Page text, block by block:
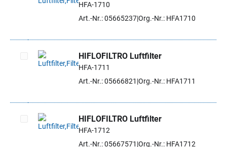
Artikel auswählen
HFA-1710
Art.-Nr.: 05665237Org.-Nr.: HFA1710
Artikel auswählen
HIFLOFILTRO Luftfilter
HFA-1711
Art.-Nr.: 05666821 Org.-Nr.: HFA1711
Artikel auswählen
HIFLOFILTRO Luftfilter
HFA-1712
Art.-Nr.: 05667571 Org.-Nr.: HFA1712